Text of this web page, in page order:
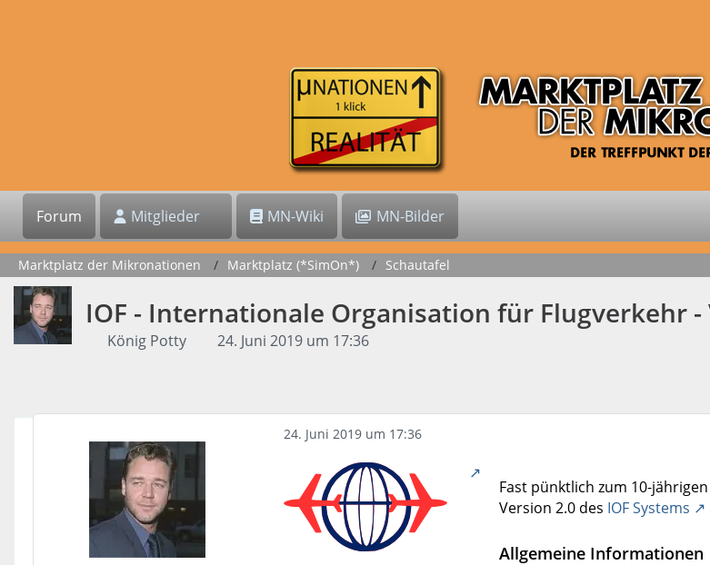
Forum Mitglieder MN-Wiki MN-Bilder
Marktplatz der Mikronationen Marktplatz (*SimOn*) Schautafel
IOF - Internationale Organisation für Flugverkehr -
König Potty 24. Juni 2019 um 17:36
24. Juni 2019 um 17:36
Fast pünktlich zum 10-
Version 2.0 des IOF Systems
Allgemeine Informationen